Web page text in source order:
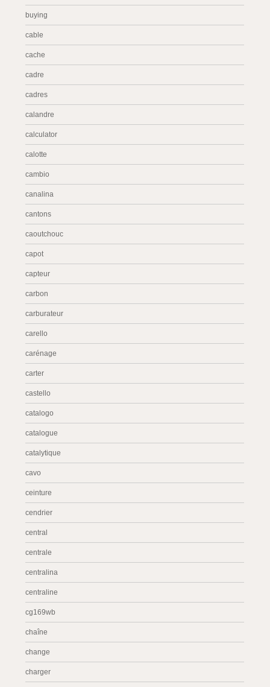
buying
cable
cache
cadre
cadres
calandre
calculator
calotte
cambio
canalina
cantons
caoutchouc
capot
capteur
carbon
carburateur
carello
carénage
carter
castello
catalogo
catalogue
catalytique
cavo
ceinture
cendrier
central
centrale
centralina
centraline
cg169wb
chaîne
change
charger